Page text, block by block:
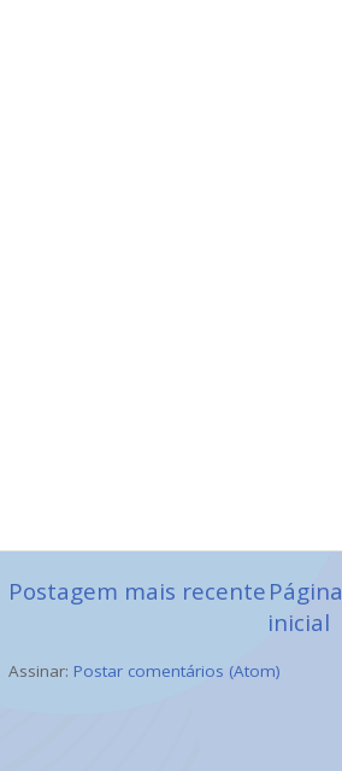
Postagem mais recentePágina
inicial
Assinar: Postar comentários (Atom)